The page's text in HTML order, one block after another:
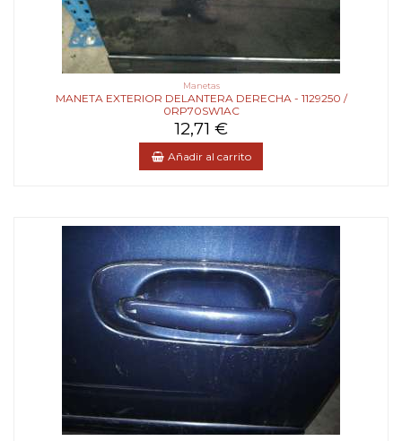
Manetas
MANETA EXTERIOR DELANTERA DERECHA - 1129250 /
0RP70SW1AC
12,71 €
Añadir al carrito